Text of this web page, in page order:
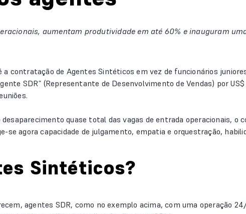
aumentam produtividade em até 60% e inauguram
contratação de Agentes Sintéticos em vez de funcionários
SDR” (Representante de Desenvolvimento de Vendas) por
quase total das vagas de entrada operacionais, o
se agora capacidade de julgamento, empatia e orquestração,
Sintéticos?
agentes SDR, como no exemplo acima, com uma operação